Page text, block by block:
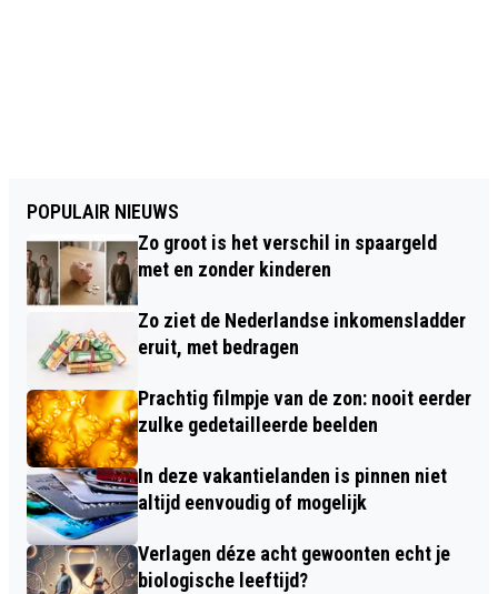
POPULAIR NIEUWS
Zo groot is het verschil in spaargeld
met en zonder kinderen
Zo ziet de Nederlandse inkomensladder
eruit, met bedragen
Prachtig filmpje van de zon: nooit eerder
zulke gedetailleerde beelden
In deze vakantielanden is pinnen niet
altijd eenvoudig of mogelijk
Verlagen déze acht gewoonten echt je
biologische leeftijd?